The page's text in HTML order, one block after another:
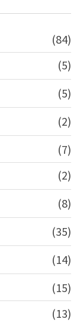
(84)
(5)
(5)
(2)
(7)
(2)
(8)
(35)
(14)
(15)
(13)